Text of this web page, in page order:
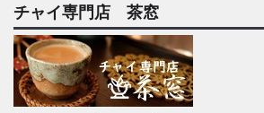
チャイ専門店 茶窓